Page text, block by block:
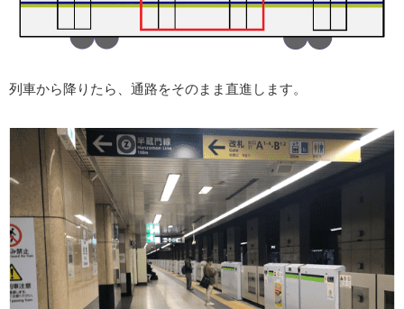
列車から降りたら、通路をそのまま直進します。